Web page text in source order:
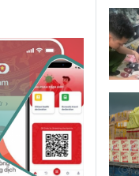
trong vụ án buôn
bình sữa
giả
Giang: Đối tượng
mưu đường dây
hàng giả tại Phú
ra đầu thú